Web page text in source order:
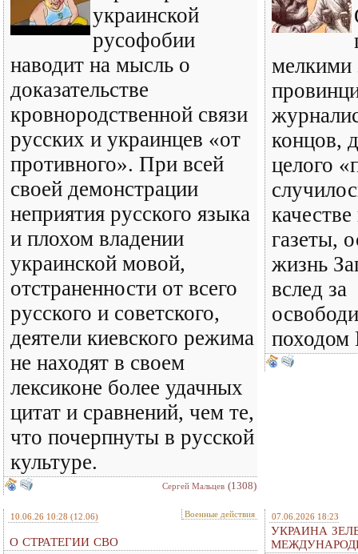
украинской
русофобии
наводит на мысль о
доказательстве
кровнородственной связи
русских и украинцев «от
противного». При всей
своей демонстрации
неприятия русского языка
и плохом владении
украинской мовой,
отстраненности от всего
русского и советского,
деятели киевского режима
не находят в своем
лексиконе более удачных
цитат и сравнений, чем те,
что почерпнуты в русской
культуре.
Сергей Мальцев (1308)
мелкими
концов,
целого
газеты,
жизнь
вслед за
10.06.26 10:28 (12.06) Военные действия
О СТРАТЕГИИ СВО
07.06.2026 18:23
УКРАИНА